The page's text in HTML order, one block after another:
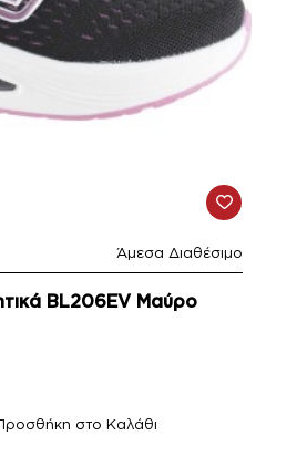
Άμεσα Διαθέσιμο
BL206EV Μαύρο
στο Καλάθι